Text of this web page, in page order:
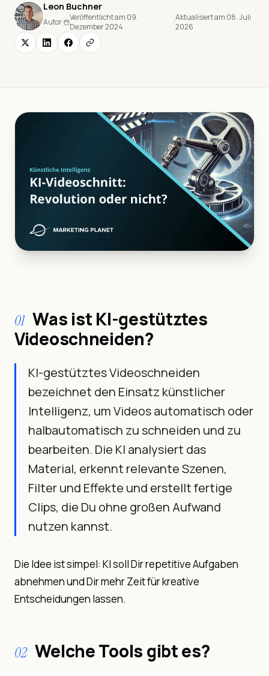
Leon Buchner
Autor
Veröffentlicht am 09.
Dezember 2024
Aktualisiert am 08. Juli
2026
01 Was ist KI-gestütztes
Videoschneiden?
KI-gestütztes Videoschneiden
bezeichnet den Einsatz künstlicher
Intelligenz, um Videos automatisch oder
halbautomatisch zu schneiden und zu
bearbeiten. Die KI analysiert das
Material, erkennt relevante Szenen,
Filter und Effekte und erstellt fertige
Clips, die Du ohne großen Aufwand
nutzen kannst.
Die Idee ist simpel: KI soll Dir repetitive Aufgaben
abnehmen und Dir mehr Zeit für kreative
Entscheidungen lassen.
02 Welche Tools gibt es?